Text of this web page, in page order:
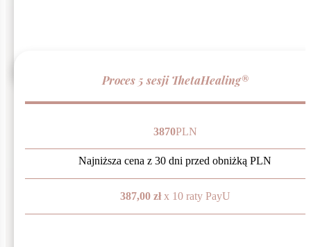
Proces 5 sesji ThetaHealing®
3870PLN
Najniższa cena z 30 dni przed obniżką PLN
387,00 złx 10 raty PayU